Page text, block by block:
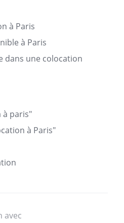
à Paris
à Paris
dans une colocation
à paris"
à Paris"
avec